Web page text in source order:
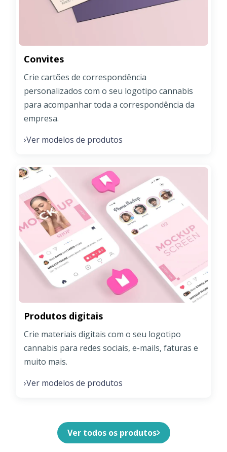
Convites
Crie cartões de correspondência
personalizados com o seu logotipo cannabis
para acompanhar toda a correspondência da
empresa.
›Ver modelos de produtos
Produtos digitais
Crie materiais digitais com o seu logotipo
cannabis para redes sociais, e-mails, faturas e
muito mais.
›Ver modelos de produtos
Ver todos os produtos